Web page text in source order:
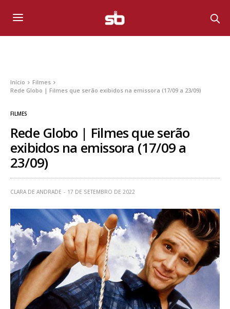
Início
Filmes
Rede Globo | Filmes que serão exibidos na emissora (17/09 a 23/09)
FILMES
Rede Globo | Filmes que serão
exibidos na emissora (17/09 a
23/09)
CLARA DE ANDRADE 17 DE SETEMBRO DE 2022